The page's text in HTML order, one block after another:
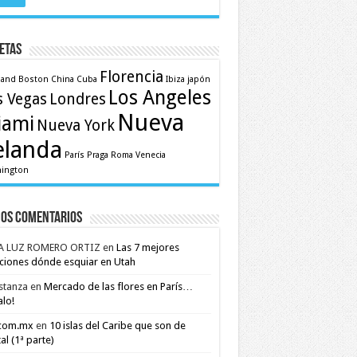
Boston China Cuba Florencia Ibiza japón
Vegas Londres Los Angeles
Nueva York Nueva
París Praga Roma Venecia
comentarios
LUZ ROMERO ORTIZ en Las 7 mejores
dónde esquiar en Utah
en Mercado de las flores en París…
en 10 islas del Caribe que son de
(1ª parte)